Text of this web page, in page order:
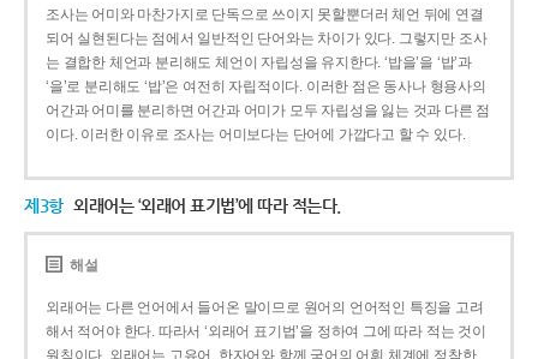
조사는 어미와 마찬가지로 단독으로 쓰이지 못할뿐더러 체언 뒤에 연결
되어 실현된다는 점에서 일반적인 단어와는 차이가 있다. 그렇지만 조사
는 결합한 체언과 분리해도 체언이 자립성을 유지한다. ‘밥을’을 ‘밥’과
‘을’로 분리해도 ‘밥’은 여전히 자립적이다. 이러한 점은 동사나 형용사의
어간과 어미를 분리하면 어간과 어미가 모두 자립성을 잃는 것과 다른 점
이다. 이러한 이유로 조사는 어미보다는 단어에 가깝다고 할 수 있다.
제3항 외래어는 ‘외래어 표기법’에 따라 적는다.
해설
외래어는 다른 언어에서 들어온 말이므로 원어의 언어적인 특징을 고려
해서 적어야 한다. 따라서 ‘외래어 표기법’을 정하여 그에 따라 적는 것이
원칙이다. 외래어는 고유어, 한자어와 함께 국어의 어휘 체계에 정착한